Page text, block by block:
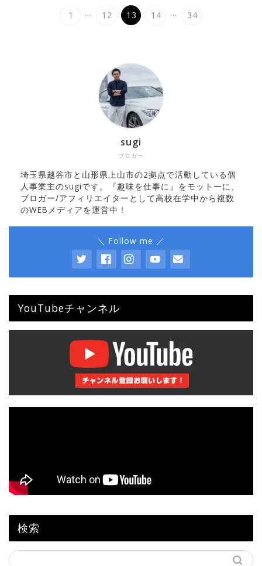
1 ... 12 13 14 ... 34
ブロガー
sugi
埼玉県越谷市と山形県上山市の2拠点で活動している個
人事業主のsugiです。『趣味を仕事に』をモットーに、
ブロガー/アフィリエイターとして高校在学中から複数
のWEBメディアを運営中！
＼ Follow me ／
YouTubeチャンネル
検索